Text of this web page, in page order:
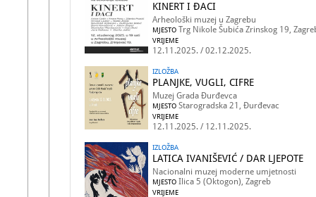
KINERT I ĐACI
Arheološki muzej u Zagrebu
MJESTO Trg Nikole Šubića Zrinskog 19,
VRIJEME
12.11.2025. / 02.12.2025.
IZLOŽBA
PLANJKE, VUGLI, CIFRE
Muzej Grada Đurđevca
MJESTO Starogradska 21, Đurđevac
VRIJEME
12.11.2025. / 12.11.2025.
IZLOŽBA
LATICA IVANIŠEVIĆ / DAR LJEPOTE
Nacionalni muzej moderne umjetnosti
MJESTO Ilica 5 (Oktogon), Zagreb
VRIJEME